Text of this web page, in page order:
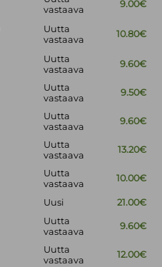
vastaava
9.00€
Uutta
vastaava
10.80€
Uutta
vastaava
9.60€
Uutta
vastaava
9.50€
Uutta
vastaava
9.60€
Uutta
vastaava
13.20€
Uutta
vastaava
10.00€
Uusi 21.00€
Uutta
vastaava
9.60€
Uutta
vastaava
12.00€